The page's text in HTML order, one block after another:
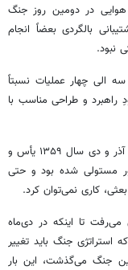
در دومین روز جنگ
بالگردی بعضاً انجام
نبود.
الی چهار عملیات نسبتاً
و طراحی مناسب با
رئیس ستاد کل نیروهای مسلح یادآور شد: در ماه‌های آذر و دی سال ۱۳۵۹ یأس و
مستولی شده بود و حتی
بعثی، کاری نمی‌توان کرد.
تا اینکه در دی‌ماه
که استراتژی جنگ باید تغییر
جنگ می‌گذشت، این بار